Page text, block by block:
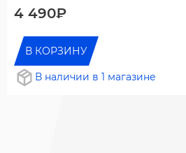
4 490₽
В КОРЗИНУ
В наличии в 1 магазине